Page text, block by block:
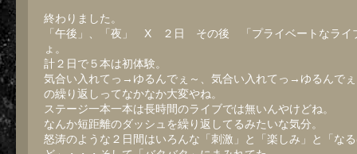
終わりました。
「午後」、「夜」 X ２日 その後 「プライベートなライ
ょ。
計２日で５本は初体験。
気合い入れてっ→ゆるんでぇ～、気合い入れてっ→ゆるんで
の繰り返しってなかなか大変やね。
ステージ一本一本は長時間のライブでは無いんやけどね。
なんか短距離のダッシュを繰り返してるみたいな気分。
怒涛のような２日間はいろんな「刺激」と「楽しみ」と「な